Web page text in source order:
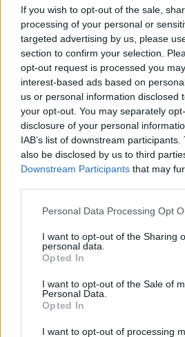
If you wish to opt-out of the sale,
processing of your personal or
targeted advertising by us, please
section to confirm your selection.
opt-out request is processed you
interest-based ads based on
us or personal information disclosed
your opt-out. You may separately
disclosure of your personal
IAB’s list of downstream
also be disclosed by us to third
Downstream Participants that may
Please note that this website/app
not limited to your visit or usage
grant or deny consent to Google and
use your data for below specified
consent section.
Personal Data Processing Opt
I want to opt-out of the Sharing
personal data.
Opted In
I want to opt-out of the Sale of
Personal Data.
Opted In
I want to opt-out of processing
A Hungarikumok megőrzendő,
melyek különleges, csak
voltuk miatt közösségi oltalom
Zsolnay Negyed az Európa
projekt keretében 2011-ben
ment keresztül, mely
hektáros gyárterület, az
család lakóvillái, a park, és a
környezet igen magas
kerámia és beépített építészeti
összetett funkciói miatt
„kulturális etalon", melyben
Negyed kiemelkedő szerepet
régió közművelődési, oktatási